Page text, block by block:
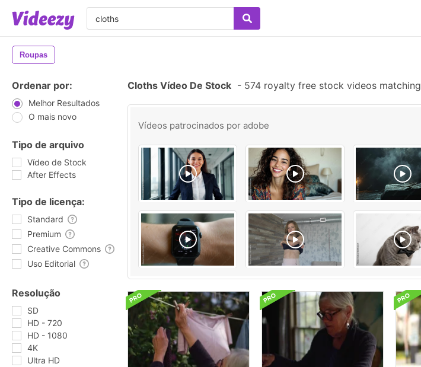
Roupas
Ordenar por:
Melhor Resultados
O mais novo
Tipo de arquivo
Vídeo de Stock
After Effects
Tipo de licença:
Standard
Premium
Creative Commons
Uso Editorial
Resolução
SD
HD - 720
HD - 1080
4K
Ultra HD
Cloths Vídeo De Stock - 574 royalty free stock videos matching
Vídeos patrocinados por adobe